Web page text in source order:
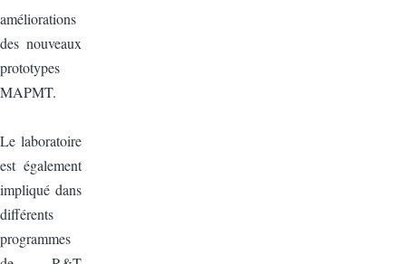
améliorations
des nouveaux
prototypes
MAPMT.
Le laboratoire
est également
impliqué dans
différents
programmes